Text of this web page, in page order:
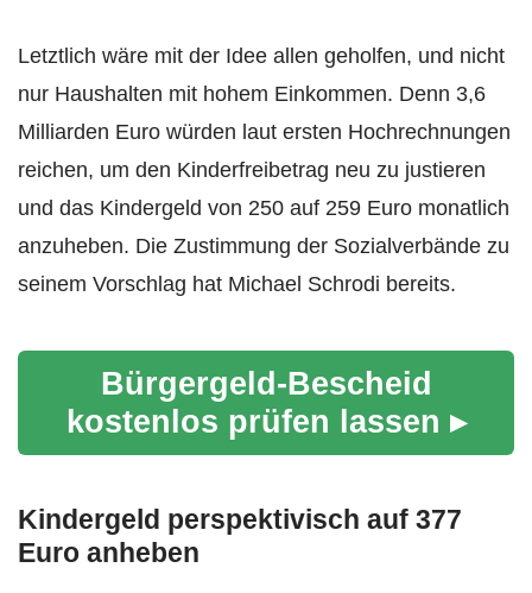
Letztlich wäre mit der Idee allen geholfen, und nicht
nur Haushalten mit hohem Einkommen. Denn 3,6
Milliarden Euro würden laut ersten Hochrechnungen
reichen, um den Kinderfreibetrag neu zu justieren
und das Kindergeld von 250 auf 259 Euro monatlich
anzuheben. Die Zustimmung der Sozialverbände zu
seinem Vorschlag hat Michael Schrodi bereits.
Bürgergeld-Bescheid
kostenlos prüfen lassen ▸
Kindergeld perspektivisch auf 377
Euro anheben